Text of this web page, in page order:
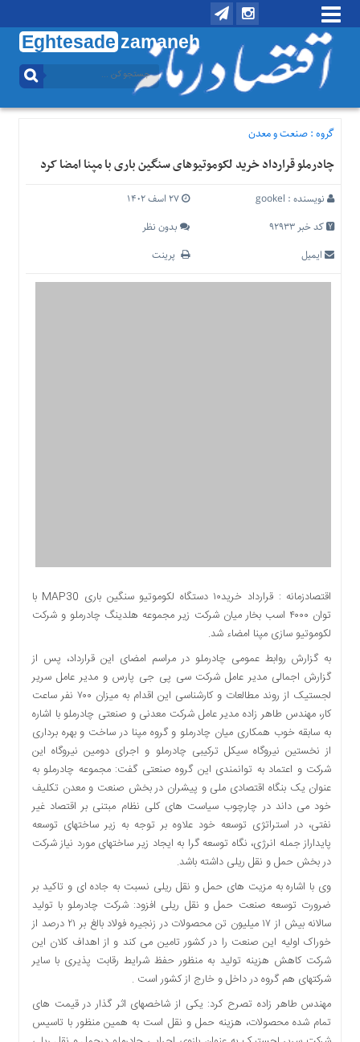
Eghtesade zamaneh
منوی
تماس
درباره
منوی
اصلی
خانه
نفت
فناوری
منظقه
دسترسی
سریع
تماس
درباره
کتاب
پلیس،امنیت
جامعه
گرایی
اخبار
گروه :صنعت و معدن
چادرملو قرارداد خرید لکوموتیوهای سنگین باری با مپنا امضا کرد
نویسنده : gookel
۲۷ اسف ۱۴۰۲
کد خبر 92933
بدون نظر
ایمیل
پرینت
اقتصادزمانه : قرارداد خرید۱۰ دستگاه لکوموتیو سنگین باری MAP30 با
توان ۴۰۰۰ اسب بخار میان شرکت زیر مجموعه هلدینگ چادرملو و شرکت
لکوموتیو سازی مپنا امضاء شد.
به گزارش روابط عمومی چادرملو در مراسم امضای این قرارداد، پس از
گزارش اجمالی مدیر عامل شرکت سی پی جی پارس و مدیر عامل سریر
لجستیک از روند مطالعات و کارشناسی این اقدام به میزان ۷۰۰ نفر ساعت
کار، مهندس طاهر زاده مدیر عامل شرکت معدنی و صنعتی چادرملو با اشاره
به سابقه خوب همکاری میان چادرملو و گروه مپنا در ساخت و بهره برداری
از نخستین نیروگاه سیکل ترکیبی چادرملو و اجرای دومین نیروگاه این
شرکت و اعتماد به توانمندی این گروه صنعتی گفت: مجموعه چادرملو به
عنوان یک بنگاه اقتصادی ملی و پیشران در بخش صنعت و معدن تکلیف
خود می داند در چارچوب سیاست های کلی نظام مبتنی بر اقتصاد غیر
نفتی، در استراتژی توسعه خود علاوه بر توجه به زیر ساختهای توسعه
پایداراز جمله انرژی، نگاه توسعه گرا به ایجاد زیر ساختهای مورد نیاز شرکت
در بخش حمل و نقل ریلی داشته باشد.
وی با اشاره به مزیت های حمل و نقل ریلی نسبت به جاده ای و تاکید بر
ضرورت توسعه صنعت حمل و نقل ریلی افزود: شرکت چادرملو با تولید
سالانه بیش از ۱۷ میلیون تن محصولات در زنجیره فولاد بالغ بر ۲۱ درصد از
خوراک اولیه این صنعت را در کشور تامین می کند و از اهداف کلان این
شرکت کاهش هزینه تولید به منظور حفظ شرایط رقابت پذیری با سایر
شرکتهای هم گروه در داخل و خارج از کشور است .
مهندس طاهر زاده تصرح کرد: یکی از شاخصهای اثر گذار در قیمت های
تمام شده محصولات، هزینه حمل و نقل است به همین منظور با تاسیس